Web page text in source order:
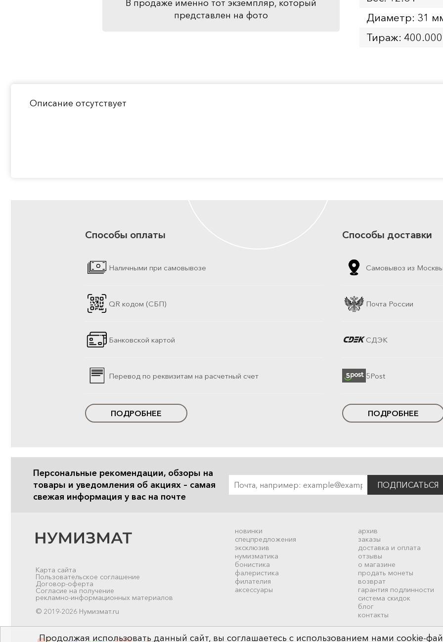
В продаже именно тот экземпляр, который
представлен на фото
Диаметр: 31
Тираж:
Описание отсутствует
Способы оплаты
Наличными при самовывозе
QR кодом (СБП)
Банковской картой
Перевод по реквизитам на расчетный счет
ПОДРОБНЕЕ
Способы доставки
Самовывоз из
Почта России
СДЭК
5Post
ПОДРОБНЕЕ
Персональные рекомендации, обзоры на
товары и уведомления об акциях – самая
свежая информация у вас на почте
ПОДПИСАТЬСЯ
новинки
спецпредложения
эксклюзив
нумизматика
бонистика
фалеристика
филателия
аксессуары
архив
заказы
доставка и оплата
отзывы
о магазине
продать монеты
возврат
гарантия подлинности
система скидок
блог
контакты
Карта сайта
Пользовательское соглашение
Договор-оферта
Согласие на получение
рекламно-информационных материалов
© 2019-2026 Нумизмат.ru
Продолжая использовать данный сайт, вы соглашаетесь с использованием нами cookie-